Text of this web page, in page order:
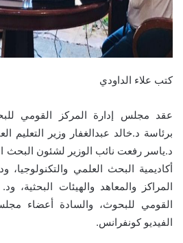
كتب علاء الداودي
عقد مجلس إدارة المركز القومي
برئاسة د.خالد عبدالغفار وزير التعليم
د.ياسر رفعت نائب الوزير لشئون
أكاديمية البحث العلمي
المراكز والمعاهد والهيئات
القومي للبحوث، والسادة أعضاء
الفيديو كونفرانس.